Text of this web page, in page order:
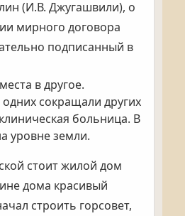
(И.В. Джугашвили), о
мирного договора
подписанный в
в другое.
сокращали других
больница. В
уровне земли.
стоит жилой дом
дома красивый
строить горсовет,